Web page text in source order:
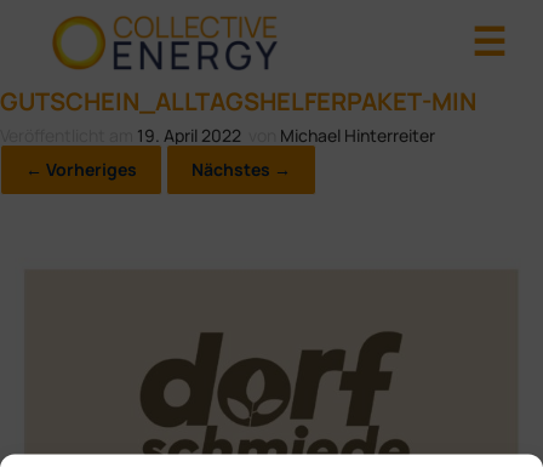
GUTSCHEIN_ALLTAGSHELFERPAKET-MIN
19. April 2022
Michael Hinterreiter
← Vorheriges
Nächstes →